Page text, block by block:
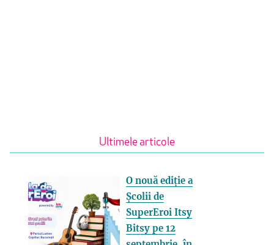
Ultimele articole
O nouă ediție a
Școlii de
SuperEroi Itsy
Bitsy pe 12